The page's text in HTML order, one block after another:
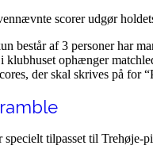
scorer udgør
består af 3 personer har
klubhuset ophænger
der skal skrives på for
specielt tilpasset til Trehøje-